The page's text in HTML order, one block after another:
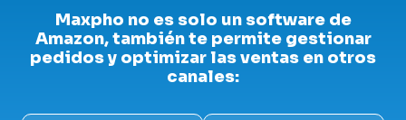
Maxpho no es solo un software de
Amazon, también te permite gestionar
pedidos y optimizar las ventas en otros
canales: